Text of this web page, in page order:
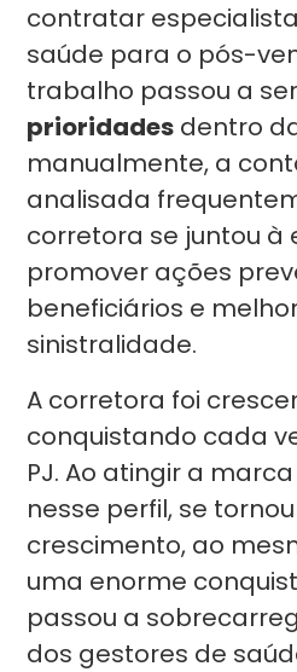
contratar
saúde para o pós-
trabalho passou a
prioridades dentro
manualmente, a
analisada
corretora se juntou à
promover ações
beneficiários e
sinistralidade.
A corretora foi
conquistando cada
PJ. Ao atingir a
nesse perfil, se
crescimento, ao
uma enorme
passou a
dos gestores de